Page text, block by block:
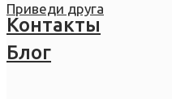
Приведи друга
Контакты
Блог